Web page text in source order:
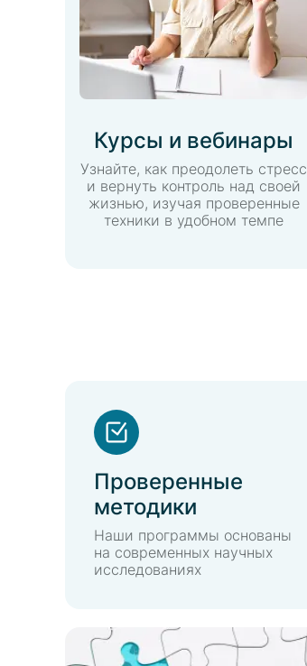
Курсы и вебинары
Узнайте, как преодолеть стресс
и вернуть контроль над своей
жизнью, изучая проверенные
техники в удобном темпе
Проверенные
методики
Наши программы основаны
на современных научных
исследованиях